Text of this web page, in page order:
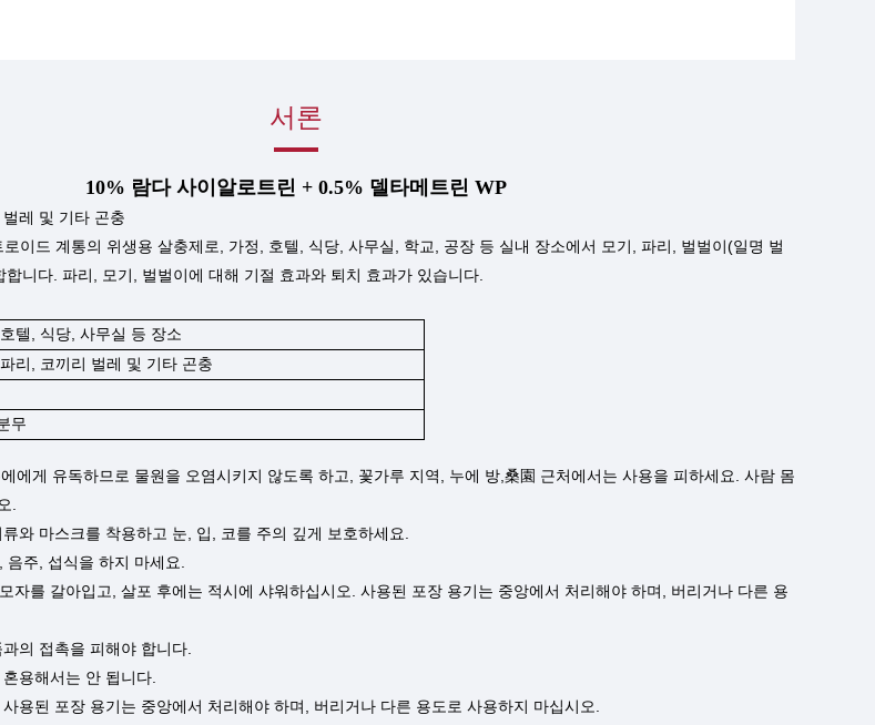
서론
10% 람다 사이알로트린 + 0.5% 델타메트린 WP
레 및 기타 곤충
이드 계통의 위생용 살충제로, 가정, 호텔, 식당, 사무실, 학교, 공장 등 실내 장소에서 모기, 파리, 벌벌이(일명 벌
니다. 파리, 모기, 벌벌이에 대해 기절 효과와 퇴치 효과가 있습니다.
텔, 식당, 사무실 등 장소
파리, 코끼리 벌레 및 기타 곤충
무
에게 유독하므로 물원을 오염시키지 않도록 하고, 꽃가루 지역, 누에 방,桑園 근처에서는 사용을 피하세요. 사람 몸
.
와 마스크를 착용하고 눈, 입, 코를 주의 깊게 보호하세요.
주, 섭식을 하지 마세요.
자를 갈아입고, 살포 후에는 적시에 샤워하십시오. 사용된 포장 용기는 중앙에서 처리해야 하며, 버리거나 다른 용
의 접촉을 피해야 합니다.
용해서는 안 됩니다.
용된 포장 용기는 중앙에서 처리해야 하며, 버리거나 다른 용도로 사용하지 마십시오.